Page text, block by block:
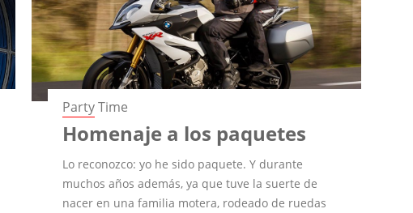
Party Time
Homenaje a los paquetes
Lo reconozco: yo he sido paquete. Y durante
muchos años además, ya que tuve la suerte de
nacer en una familia motera, rodeado de ruedas